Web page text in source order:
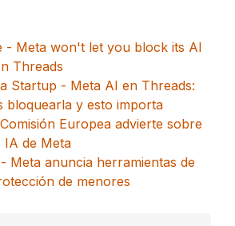
- Meta won't let you block its AI
Threads
Startup - Meta AI en Threads:
bloquearla y esto importa
Europea advierte sobre
IA de Meta
Meta anuncia herramientas de
de menores